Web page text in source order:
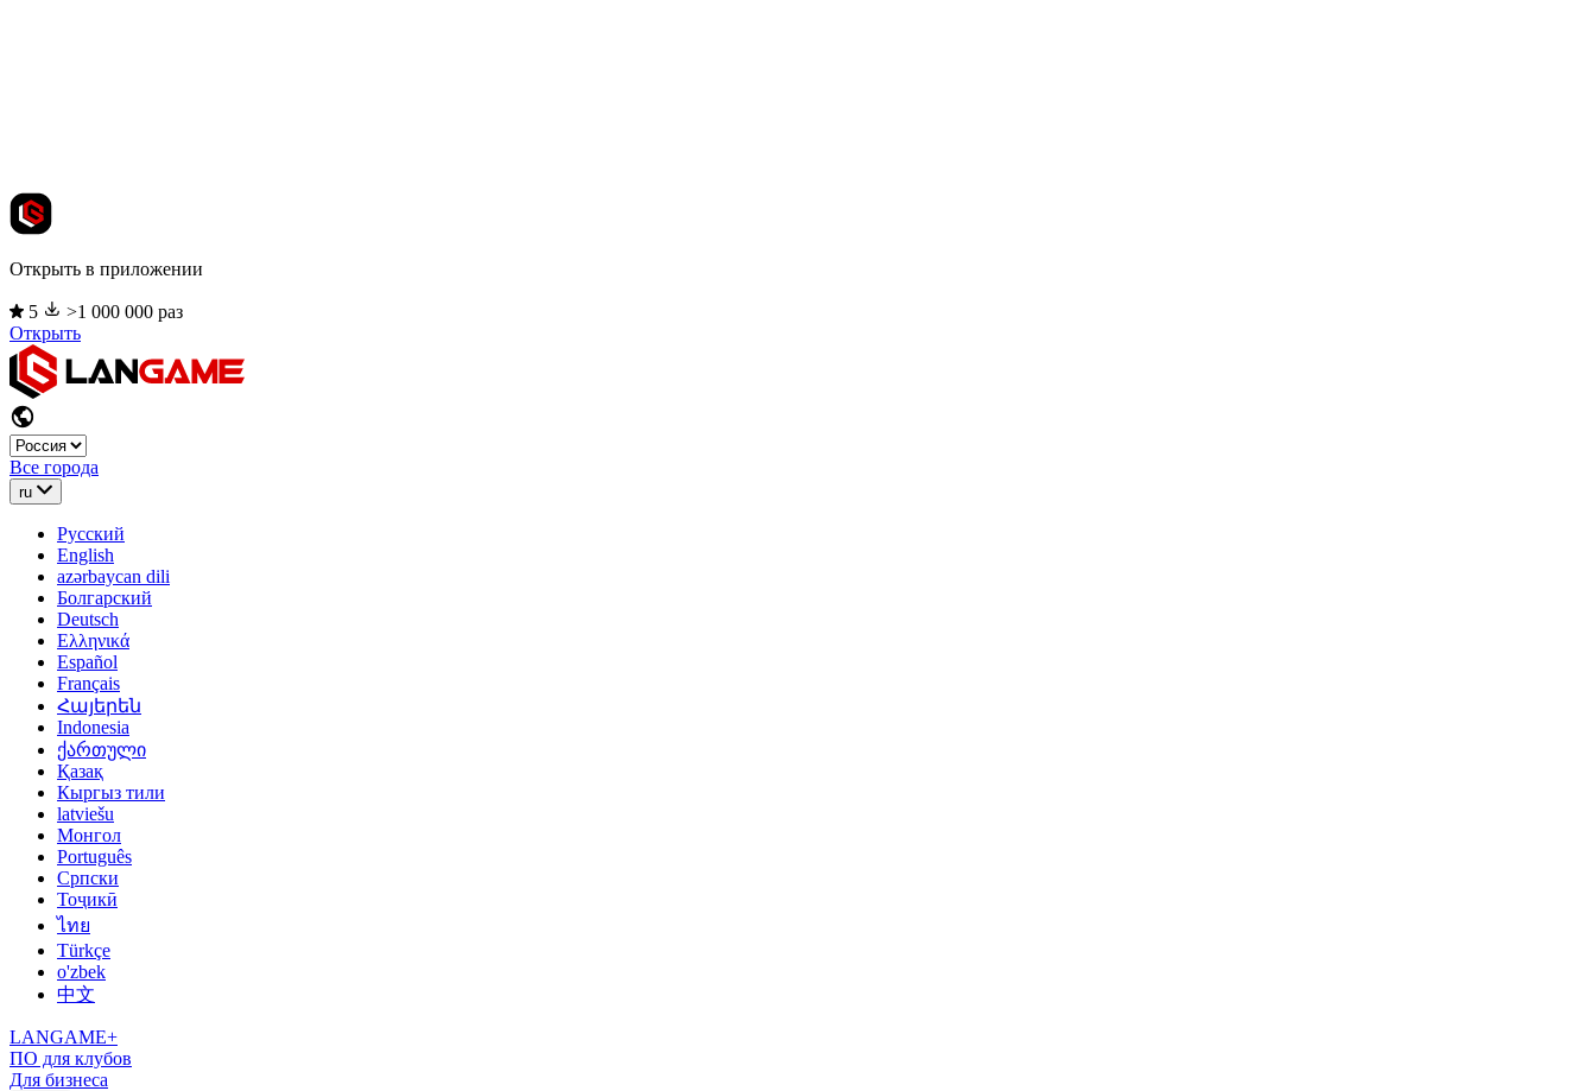
Открыть в приложении
5
>1 000 000 раз
Открыть
Все города
ru
Русский
English
azərbaycan dili
Болгарский
Deutsch
Ελληνικά
Español
Français
Հայերեն
Indonesia
ქართული
Қазақ
Кыргыз тили
latviešu
Монгол
Português
Српски
Тоҷикӣ
ไทย
Türkçe
o'zbek
中文
LANGAME+
ПО для клубов
Для бизнеса